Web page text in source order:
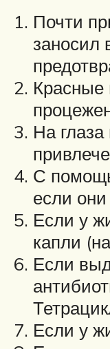
Почти
заносил
Красные
На
С
если
Если у
капли
Если
Если у